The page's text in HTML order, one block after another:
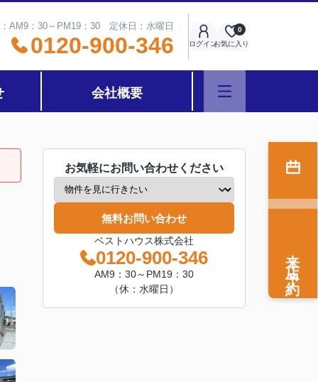
AM9：30～PM19：30 定休日：水曜日
0120-900-346 ログインお気に入り
0
会社概要
お気軽にお問い合わせください
無料お問い合わせ
ベストハウス株式会社
0120-900-346
AM9：30～PM19：30
（休：水曜日）
来店予約